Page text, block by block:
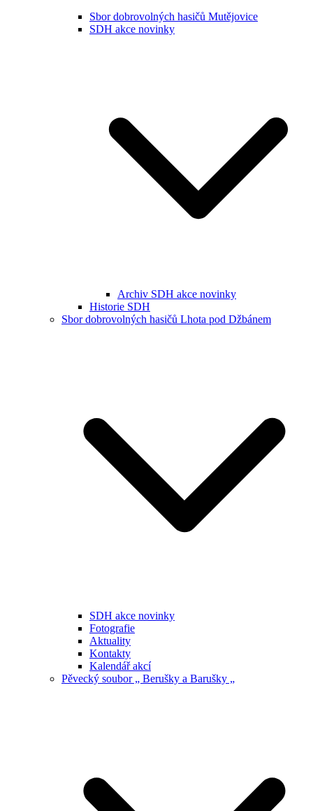
Sbor dobrovolných hasičů Mutějovice
SDH akce novinky
Archiv SDH akce novinky
Historie SDH
Sbor dobrovolných hasičů Lhota pod Džbánem
SDH akce novinky
Fotografie
Aktuality
Kontakty
Kalendář akcí
Pěvecký soubor „ Berušky a Barušky „